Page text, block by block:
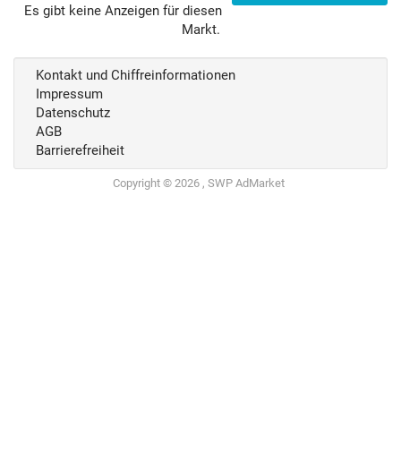
Es gibt keine Anzeigen für diesen
Markt.
Kontakt und Chiffreinformationen
Impressum
Datenschutz
AGB
Barrierefreiheit
Copyright © 2026 , SWP AdMarket